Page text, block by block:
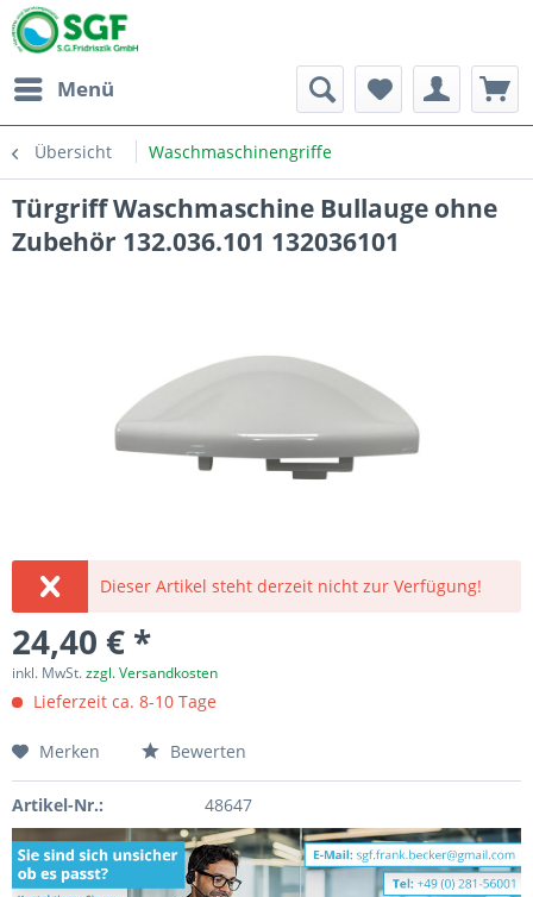
Menü
Übersicht Waschmaschinengriffe
Türgriff Waschmaschine Bullauge ohne
Zubehör 132.036.101 132036101
Dieser Artikel steht derzeit nicht zur Verfügung!
24,40 € *
inkl. MwSt.zzgl. Versandkosten
Lieferzeit ca. 8-10 Tage
Merken Bewerten
Artikel-Nr.: 48647